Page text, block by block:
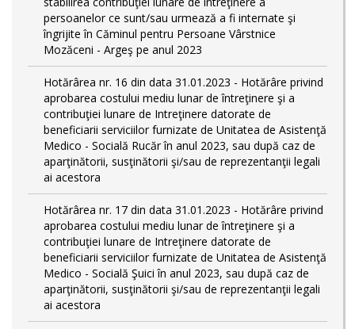
persoanelor ce sunt/sau urmează a fi internate şi
îngrijite în Căminul pentru Persoane Vârstnice
Mozăceni - Argeş pe anul 2023
Hotărârea nr. 16 din data 31.01.2023 - Hotărâre privind
aprobarea costului mediu lunar de întreţinere şi a
contribuţiei lunare de Intreţinere datorate de
beneficiarii serviciilor furnizate de Unitatea de Asistenţă
Medico - Socială Rucăr în anul 2023, sau după caz de
aparţinătorii, susţinătorii şi/sau de reprezentanţii legali
ai acestora
Hotărârea nr. 17 din data 31.01.2023 - Hotărâre privind
aprobarea costului mediu lunar de întreţinere şi a
contribuţiei lunare de Intreţinere datorate de
beneficiarii serviciilor furnizate de Unitatea de Asistenţă
Medico - Socială Şuici în anul 2023, sau după caz de
aparţinătorii, susţinătorii şi/sau de reprezentanţii legali
ai acestora